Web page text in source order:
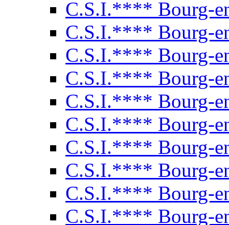
C.S.I.**** Bourg-
C.S.I.**** Bourg-
C.S.I.**** Bourg-
C.S.I.**** Bourg-
C.S.I.**** Bourg-
C.S.I.**** Bourg-
C.S.I.**** Bourg-
C.S.I.**** Bourg-
C.S.I.**** Bourg-
C.S.I.**** Bourg-